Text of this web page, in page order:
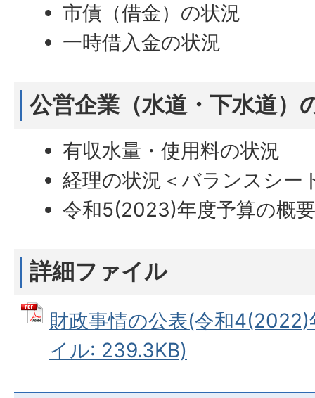
市債（借金）の状況
一時借入金の状況
公営企業（水道・下水道）
有収水量・使用料の状況
経理の状況＜バランスシー
令和5(2023)年度予算の概
詳細ファイル
財政事情の公表(令和
イル: 239.3KB)